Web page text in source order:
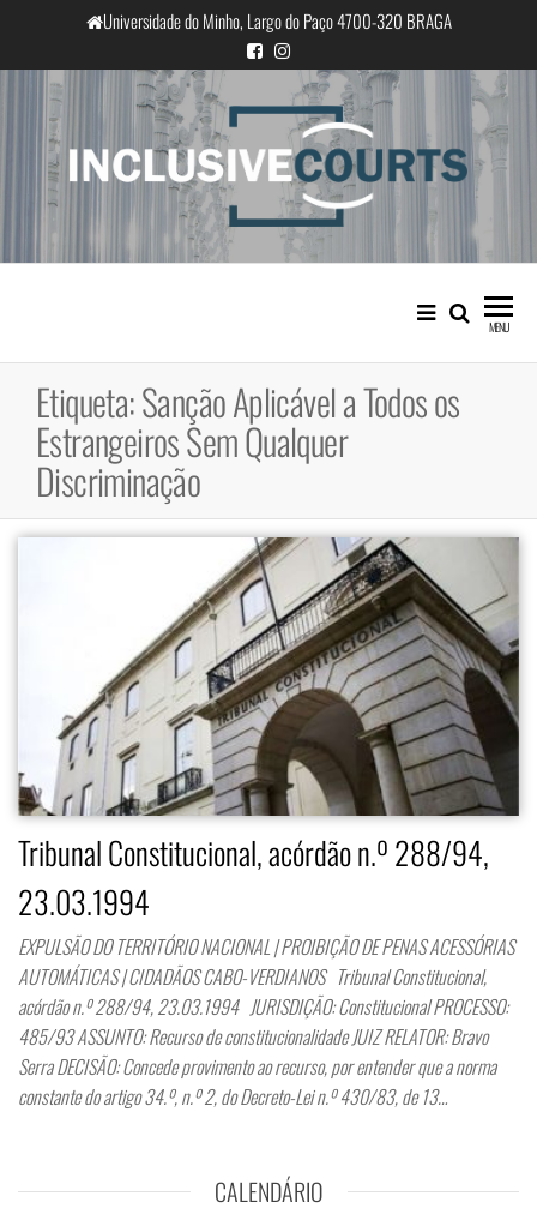
o
conteúdo
Universidade do Minho, Largo do Paço 4700-320 BRAGA
InclusiveCourts
Igualdade e diferença cultural na
prática judicial portuguesa
MENU
Etiqueta:Sanção Aplicável a Todos os
Estrangeiros Sem Qualquer
Discriminação
Tribunal Constitucional, acórdão n.º 288/94,
23.03.1994
EXPULSÃO DO TERRITÓRIO NACIONAL | PROIBIÇÃO DE PENAS ACESSÓRIAS
AUTOMÁTICAS | CIDADÃOS CABO-VERDIANOS Tribunal Constitucional,
acórdão n.º 288/94, 23.03.1994 JURISDIÇÃO: Constitucional PROCESSO:
485/93 ASSUNTO: Recurso de constitucionalidade JUIZ RELATOR: Bravo
Serra DECISÃO: Concede provimento ao recurso, por entender que a norma
constante do artigo 34.º, n.º 2, do Decreto-Lei n.º 430/83, de 13…
CALENDÁRIO